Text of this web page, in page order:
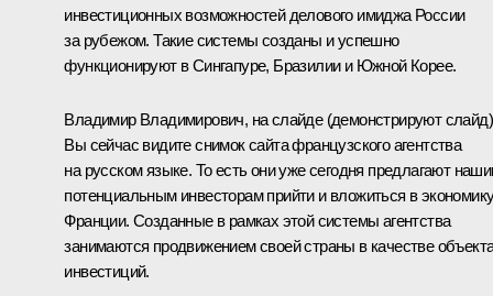
инвестиционных возможностей делового имиджа России
за рубежом. Такие системы созданы и успешно
функционируют в Сингапуре, Бразилии и Южной Корее.
Владимир Владимирович, на слайде (демонстрируют слайд)
Вы сейчас видите снимок сайта французского агентства
на русском языке. То есть они уже сегодня предлагают
потенциальным инвесторам прийти и вложиться в
Франции. Созданные в рамках этой системы агентства
занимаются продвижением своей страны в качестве
инвестиций.